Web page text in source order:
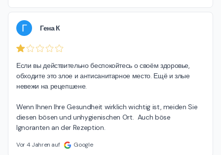
Г Гена К
Если вы действительно беспокойтесь о своём здоровье,
обходите это злое и антисанитарное место. Ещё и злые
невежи на рецепшене.
Wenn Ihnen Ihre Gesundheit wirklich wichtig ist, meiden Sie
diesen bösen und unhygienischen Ort.  Auch böse
Ignoranten an der Rezeption.
Vor 4 Jahren auf Google